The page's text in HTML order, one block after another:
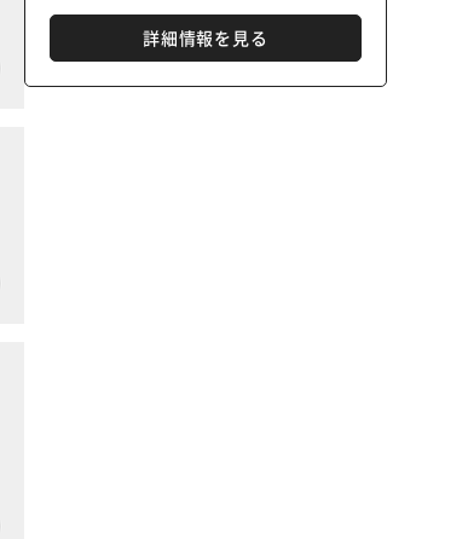
詳細情報を見る